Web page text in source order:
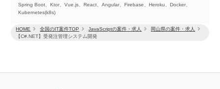
HOME 全国のIT案件TOP JavaScriptの案件・求人
岡山県の案件・求人
【C#.NET】受発注管理システム開発
Spring Boot、Ktor、Vue.js、React、Angular、Firebase、Heroku、Docker、
Kubernetes(k8s)